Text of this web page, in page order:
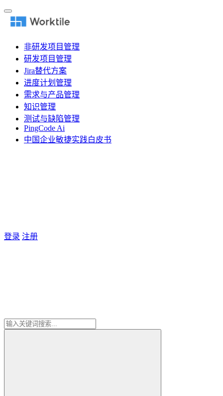
非研发项目管理
研发项目管理
Jira替代方案
进度计划管理
需求与产品管理
知识管理
测试与缺陷管理
PingCode Ai
中国企业敏捷实践白皮书
登录 注册